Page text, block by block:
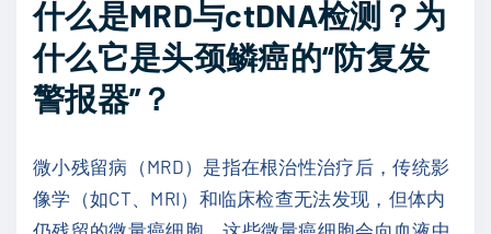
什么是MRD与ctDNA检测？为
什么它是头颈鳞癌的“防复发
警报器”？
微小残留病（MRD）是指在根治性治疗后，传统影
像学（如CT、MRI）和临床检查无法发现，但体内
仍残留的微量癌细胞。这些微量癌细胞会向血液中